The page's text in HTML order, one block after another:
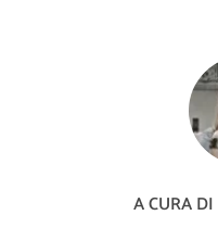
A CURA DI